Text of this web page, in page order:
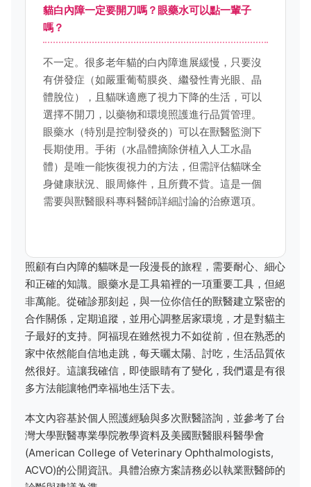
貓白內障一定要開刀嗎？眼藥水可以點一輩子
嗎？
不一定。很多老年貓的白內障進展緩慢，只要沒
有併發症（如嚴重葡萄膜炎、繼發性青光眼、晶
體脫位），且貓咪適應了視力下降的生活，可以
選擇不開刀，以藥物和環境照護進行品質管理。
眼藥水（特別是控制發炎的）可以在獸醫監測下
長期使用。手術（水晶體摘除併植入人工水晶
體）是唯一能恢復視力的方法，但需評估貓咪全
身健康狀況、眼周條件，且所費不貲。這是一個
需要與獸醫眼科專科醫師詳細討論的治療選項。
照顧有白內障的貓咪是一段漫長的旅程，需要耐心、細心
和正確的知識。眼藥水是工具箱裡的一項重要工具，但絕
非萬能。從確診那刻起，與一位你信任的獸醫建立緊密的
合作關係，定期追蹤，並用心調整居家環境，才是對貓主
子最好的支持。阿福現在雖然視力不如從前，但在熟悉的
家中依然能自信地走跳，每天曬太陽、討吃，生活品質依
然很好。這讓我確信，即使眼睛有了變化，我們還是有很
多方法能讓牠們幸福地生活下去。
本文內容基於個人照護經驗與多次獸醫諮詢，並參考了台
灣大學獸醫專業學院教學資料及美國獸醫眼科醫學會
(American College of Veterinary Ophthalmologists,
ACVO)的公開資訊。具體治療方案請務必以執業獸醫師的